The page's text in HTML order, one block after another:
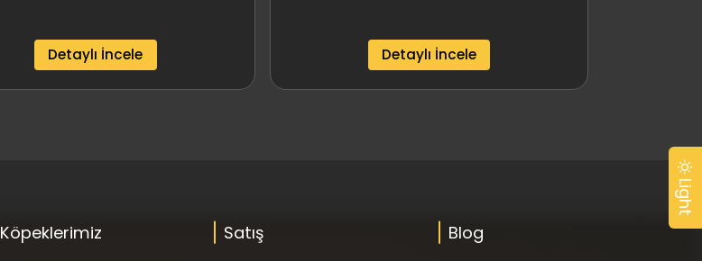
Detaylı İncele Detaylı İncele
Köpeklerimiz Satış Blog
Light